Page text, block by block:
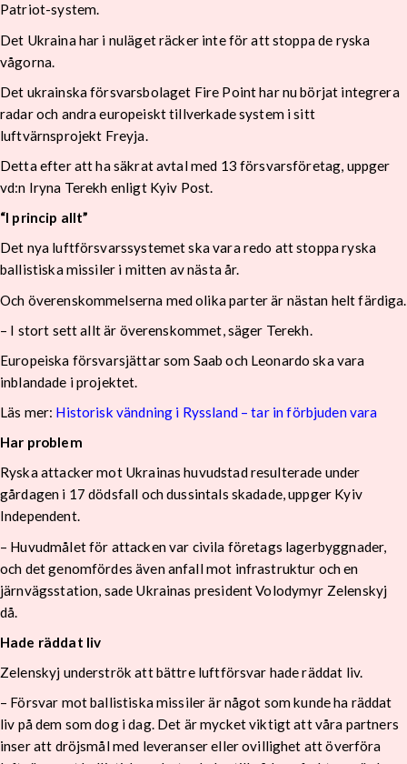
Patriot-system.
Det Ukraina har i nuläget räcker inte för att stoppa de ryska
vågorna.
Det ukrainska försvarsbolaget Fire Point har nu börjat integrera
radar och andra europeiskt tillverkade system i sitt
luftvärnsprojekt Freyja.
Detta efter att ha säkrat avtal med 13 försvarsföretag, uppger
vd:n Iryna Terekh enligt Kyiv Post.
“I princip allt”
Det nya luftförsvarssystemet ska vara redo att stoppa ryska
ballistiska missiler i mitten av nästa år.
Och överenskommelserna med olika parter är nästan helt färdiga.
– I stort sett allt är överenskommet, säger Terekh.
Europeiska försvarsjättar som Saab och Leonardo ska vara
inblandade i projektet.
Läs mer: Historisk vändning i Ryssland – tar in förbjuden vara
Har problem
Ryska attacker mot Ukrainas huvudstad resulterade under
gårdagen i 17 dödsfall och dussintals skadade, uppger Kyiv
Independent.
– Huvudmålet för attacken var civila företags lagerbyggnader,
och det genomfördes även anfall mot infrastruktur och en
järnvägsstation, sade Ukrainas president Volodymyr Zelenskyj
då.
Hade räddat liv
Zelenskyj underströk att bättre luftförsvar hade räddat liv.
– Försvar mot ballistiska missiler är något som kunde ha räddat
liv på dem som dog i dag. Det är mycket viktigt att våra partners
inser att dröjsmål med leveranser eller ovillighet att överföra